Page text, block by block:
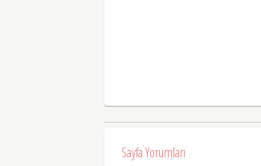
Sayfa Yorumları